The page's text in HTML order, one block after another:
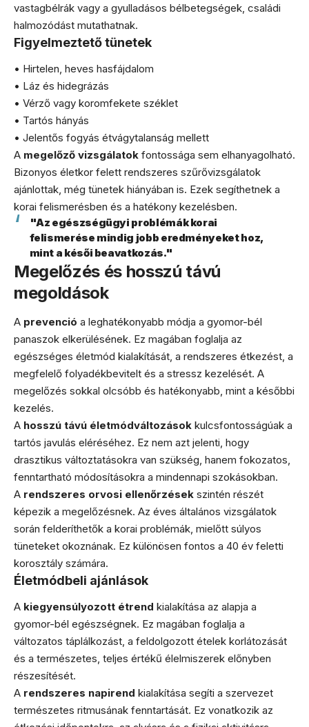
vastagbélrák vagy a gyulladásos bélbetegségek, családi
halmozódást mutathatnak.
Figyelmeztető tünetek
• Hirtelen, heves hasfájdalom
• Láz és hidegrázás
• Vérző vagy koromfekete széklet
• Tartós hányás
• Jelentős fogyás étvágytalanság mellett
A megelőző vizsgálatok fontossága sem elhanyagolható.
Bizonyos életkor felett rendszeres szűrővizsgálatok
ajánlottak, még tünetek hiányában is. Ezek segíthetnek a
korai felismerésben és a hatékony kezelésben.
"Az egészségügyi problémák korai
felismerése mindig jobb eredményeket hoz,
mint a késői beavatkozás."
Megelőzés és hosszú távú
megoldások
A prevenció a leghatékonyabb módja a gyomor-bél
panaszok elkerülésének. Ez magában foglalja az
egészséges életmód kialakítását, a rendszeres étkezést, a
megfelelő folyadékbevitelt és a stressz kezelését. A
megelőzés sokkal olcsóbb és hatékonyabb, mint a későbbi
kezelés.
A hosszú távú életmódváltozások kulcsfontosságúak a
tartós javulás eléréséhez. Ez nem azt jelenti, hogy
drasztikus változtatásokra van szükség, hanem fokozatos,
fenntartható módosításokra a mindennapi szokásokban.
A rendszeres orvosi ellenőrzések szintén részét
képezik a megelőzésnek. Az éves általános vizsgálatok
során felderíthetők a korai problémák, mielőtt súlyos
tüneteket okoznának. Ez különösen fontos a 40 év feletti
korosztály számára.
Életmódbeli ajánlások
A kiegyensúlyozott étrend kialakítása az alapja a
gyomor-bél egészségnek. Ez magában foglalja a
változatos táplálkozást, a feldolgozott ételek korlátozását
és a természetes, teljes értékű élelmiszerek előnyben
részesítését.
A rendszeres napirend kialakítása segíti a szervezet
természetes ritmusának fenntartását. Ez vonatkozik az